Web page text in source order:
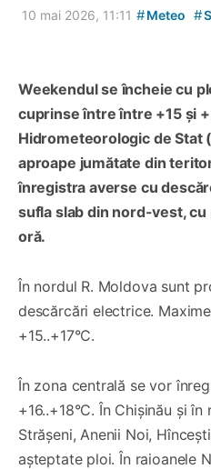
10 mai 2026, 11:11 #Meteo #
Weekendul se încheie cu
cuprinse între între +15 și
Hidrometeorologic de Stat
aproape jumătate din
înregistra averse cu
sufla slab din nord-vest, cu
oră.
În nordul R. Moldova sunt
descărcări electrice.
+15..+17°C.
În zona centrală se vor
+16..+18°C. În Chișinău și în
Strășeni, Anenii Noi,
așteptate ploi. În raioanele